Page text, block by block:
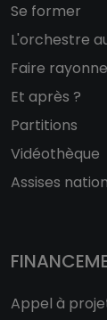
Se former
L'orchestre
Faire
Et après ?
Partitions
Vidéothèque
Assises
Appel à